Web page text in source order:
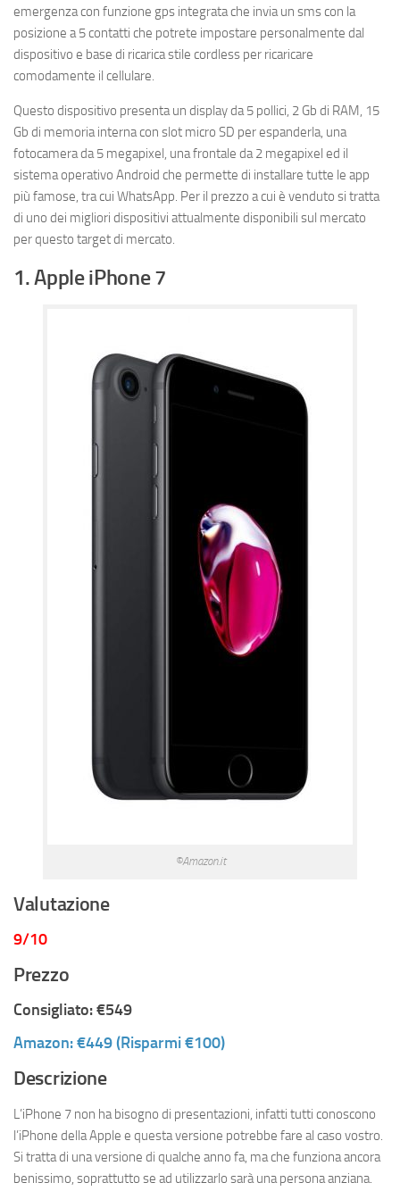
emergenza con funzione gps integrata che invia un sms con la
posizione a 5 contatti che potrete impostare personalmente dal
dispositivo e base di ricarica stile cordless per ricaricare
comodamente il cellulare.
Questo dispositivo presenta un display da 5 pollici, 2 Gb di RAM, 15
Gb di memoria interna con slot micro SD per espanderla, una
fotocamera da 5 megapixel, una frontale da 2 megapixel ed il
sistema operativo Android che permette di installare tutte le app
più famose, tra cui WhatsApp. Per il prezzo a cui è venduto si tratta
di uno dei migliori dispositivi attualmente disponibili sul mercato
per questo target di mercato.
1. Apple iPhone 7
©Amazon.it
Valutazione
9/10
Prezzo
Consigliato: €549
Amazon: €449 (Risparmi €100)
Descrizione
L’iPhone 7 non ha bisogno di presentazioni, infatti tutti conoscono
l’iPhone della Apple e questa versione potrebbe fare al caso vostro.
Si tratta di una versione di qualche anno fa, ma che funziona ancora
benissimo, soprattutto se ad utilizzarlo sarà una persona anziana.